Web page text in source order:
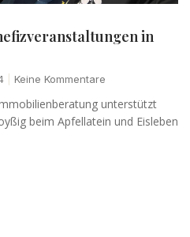
in
Keine Kommentare
unterstützt
beim Apfellatein und Eisleben